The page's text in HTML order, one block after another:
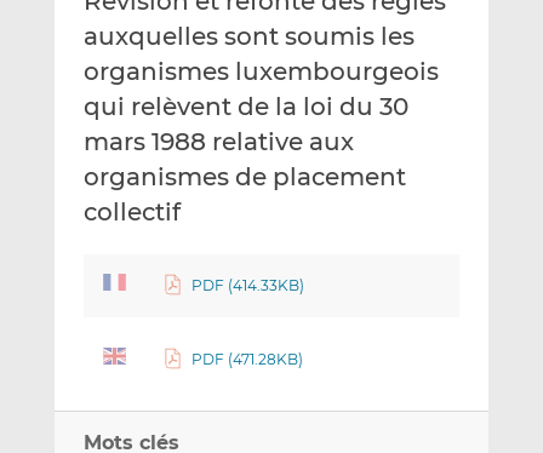
e
n
b
k
auxquelles sont soumis les
organismes luxembourgeois
qui relèvent de la loi du 30
mars 1988 relative aux
organismes de placement
collectif
PDF (414.33KB)
PDF (471.28KB)
Mots clés